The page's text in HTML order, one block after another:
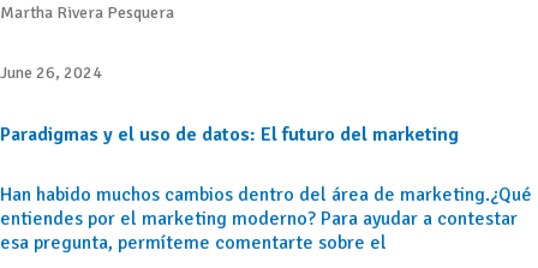
Martha Rivera Pesquera
June 26, 2024
Paradigmas y el uso de datos: El futuro del marketing
Han habido muchos cambios dentro del área de marketing.¿Qué
entiendes por el marketing moderno? Para ayudar a contestar
esa pregunta, permíteme comentarte sobre el